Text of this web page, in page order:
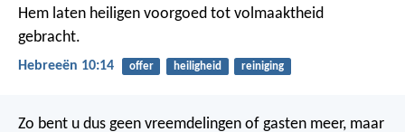
Hem laten heiligen voorgoed tot volmaaktheid
gebracht.
Hebreeën 10:14 offer heiligheid reiniging
Zo bent u dus geen vreemdelingen of gasten meer, maar